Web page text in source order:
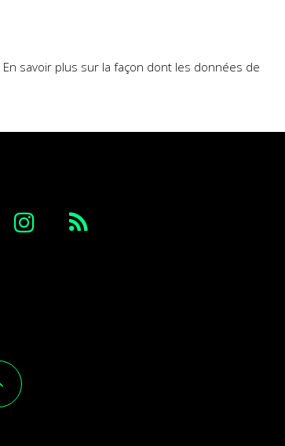
En savoir plus sur la façon dont les données de